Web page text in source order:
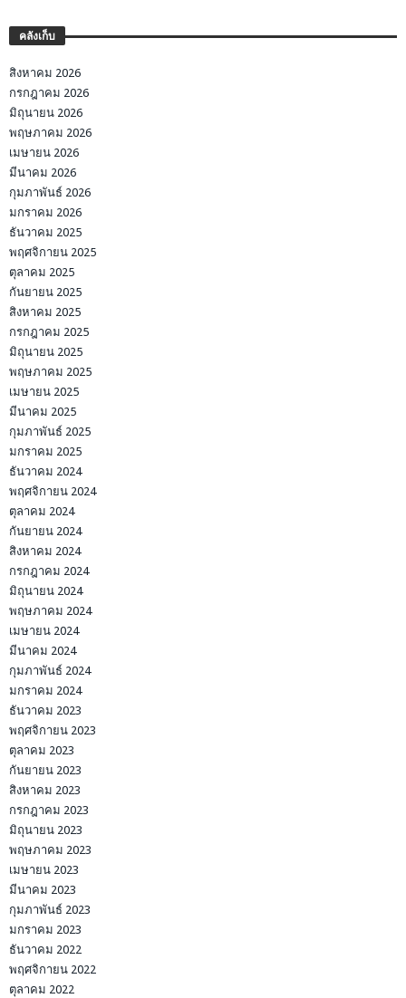
คลังเก็บ
สิงหาคม 2026
กรกฎาคม 2026
มิถุนายน 2026
พฤษภาคม 2026
เมษายน 2026
มีนาคม 2026
กุมภาพันธ์ 2026
มกราคม 2026
ธันวาคม 2025
พฤศจิกายน 2025
ตุลาคม 2025
กันยายน 2025
สิงหาคม 2025
กรกฎาคม 2025
มิถุนายน 2025
พฤษภาคม 2025
เมษายน 2025
มีนาคม 2025
กุมภาพันธ์ 2025
มกราคม 2025
ธันวาคม 2024
พฤศจิกายน 2024
ตุลาคม 2024
กันยายน 2024
สิงหาคม 2024
กรกฎาคม 2024
มิถุนายน 2024
พฤษภาคม 2024
เมษายน 2024
มีนาคม 2024
กุมภาพันธ์ 2024
มกราคม 2024
ธันวาคม 2023
พฤศจิกายน 2023
ตุลาคม 2023
กันยายน 2023
สิงหาคม 2023
กรกฎาคม 2023
มิถุนายน 2023
พฤษภาคม 2023
เมษายน 2023
มีนาคม 2023
กุมภาพันธ์ 2023
มกราคม 2023
ธันวาคม 2022
พฤศจิกายน 2022
ตุลาคม 2022